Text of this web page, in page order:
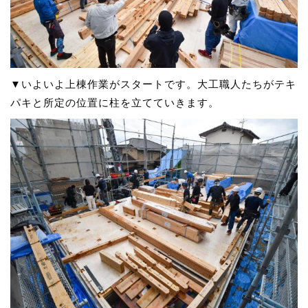
▼いよいよ上棟作業がスタートです。大工職人たちがテキ
パキと所定の位置に柱を立てていきます。